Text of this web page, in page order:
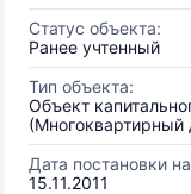
Статус объекта:
Ранее учтенный
Тип объекта:
Объект
Дата постановки
15.11.2011